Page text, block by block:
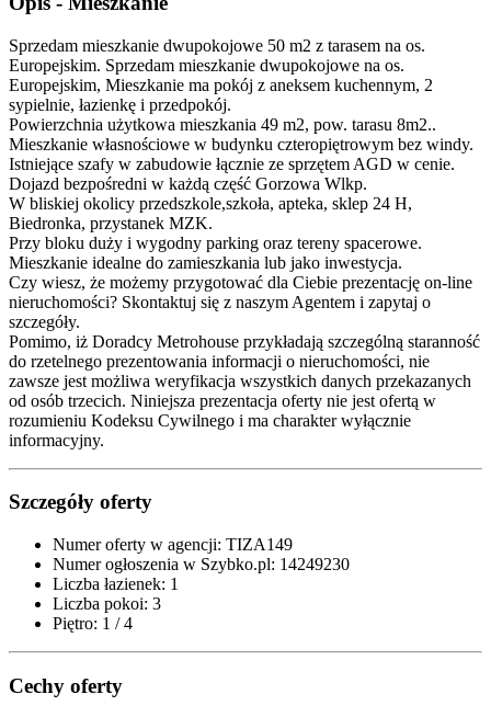
Sprzedam mieszkanie dwupokojowe 50 m2 z tarasem na os.
Europejskim. Sprzedam mieszkanie dwupokojowe na os.
Europejskim, Mieszkanie ma pokój z aneksem kuchennym, 2
sypielnie, łazienkę i przedpokój.
Powierzchnia użytkowa mieszkania 49 m2, pow. tarasu 8m2..
Mieszkanie własnościowe w budynku czteropiętrowym bez windy.
Istniejące szafy w zabudowie łącznie ze sprzętem AGD w cenie.
Dojazd bezpośredni w każdą część Gorzowa Wlkp.
W bliskiej okolicy przedszkole,szkoła, apteka, sklep 24 H,
Biedronka, przystanek MZK.
Przy bloku duży i wygodny parking oraz tereny spacerowe.
Mieszkanie idealne do zamieszkania lub jako inwestycja.
Czy wiesz, że możemy przygotować dla Ciebie prezentację on-line
nieruchomości? Skontaktuj się z naszym Agentem i zapytaj o
szczegóły.
Pomimo, iż Doradcy Metrohouse przykładają szczególną staranność
do rzetelnego prezentowania informacji o nieruchomości, nie
zawsze jest możliwa weryfikacja wszystkich danych przekazanych
od osób trzecich. Niniejsza prezentacja oferty nie jest ofertą w
rozumieniu Kodeksu Cywilnego i ma charakter wyłącznie
informacyjny.
Szczegóły oferty
Numer oferty w agencji: TIZA149
Numer ogłoszenia w Szybko.pl: 14249230
Liczba łazienek: 1
Liczba pokoi: 3
Piętro: 1 / 4
Cechy oferty